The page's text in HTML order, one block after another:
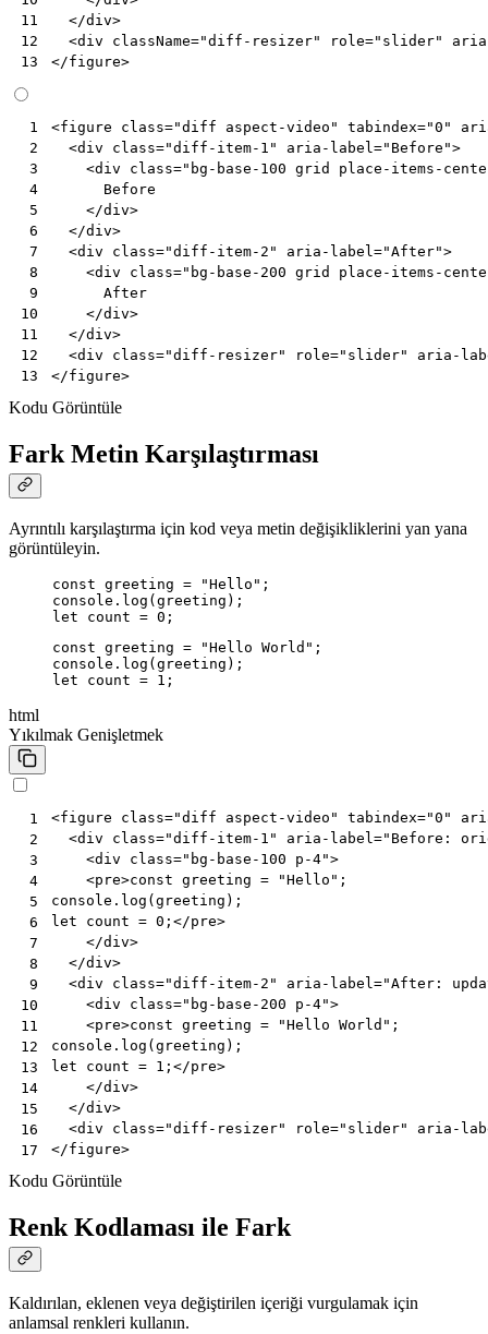
11
12
13
</div>
<div className="diff-resizer" role="slider"
</figure>
1
2
3
4
5
6
7
8
9
10
11
12
13
<figure class="diff aspect-video" tabindex="0"
<div class="diff-item-1" aria-label ="Before">
<div class="bg-base-100 grid place-items-
      Before
</div>
</div>
<div class="diff-item-2" aria-label ="After">
<div class="bg-base-200 grid place-items-
      After
</div>
</div>
<div class="diff-resizer" role="slider"
aria-
</figure>
Kodu Görüntüle
Fark Metin Karşılaştırması
Ayrıntılı karşılaştırma için kod veya metin değişikliklerini yan yana
görüntüleyin.
const greeting = "Hello";
console.log(greeting);
let count = 0;
const greeting = "Hello World";
console.log(greeting);
let count = 1;
html
Yıkılmak Genişletmek
1
2
3
4
5
6
7
8
9
10
11
12
13
14
15
16
17
<figure class="diff aspect-video" tabindex="0"
<div class="diff-item-1" aria-label="Before:
<div class="bg-base-100 p-4">
<pre>const greeting = "Hello";
console.log(greeting);
let count = 0; </pre>
</div>
</div>
<div class="diff-item-2" aria-label="After:
<div class="bg-base-200 p-4">
<pre>const greeting = "Hello World";
console.log(greeting);
let count = 1; </pre>
</div>
</div>
<div class="diff-resizer" role="slider"
aria-
</figure>
Kodu Görüntüle
Renk Kodlaması ile Fark
Kaldırılan, eklenen veya değiştirilen içeriği vurgulamak için
anlamsal renkleri kullanın.